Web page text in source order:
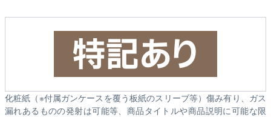
化粧紙（※付属ガンケースを覆う板紙のスリーブ等）傷み有り、ガス
漏れあるものの発射は可能等、商品タイトルや商品説明に可能な限